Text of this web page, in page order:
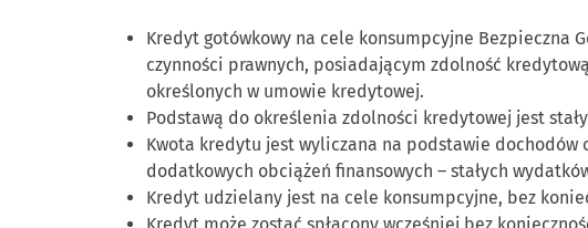
Kredyt gotówkowy na cele konsumpcyjne Bezpieczna
czynności prawnych, posiadającym zdolność
określonych w umowie kredytowej.
Podstawą do określenia zdolności kredytowej jest
Kwota kredytu jest wyliczana na podstawie
dodatkowych obciążeń finansowych – stałych
Kredyt udzielany jest na cele konsumpcyjne, bez
Kredyt może zostać spłacony wcześniej bez